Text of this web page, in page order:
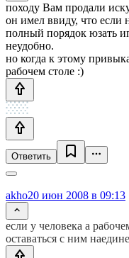
походу Вам продали
он имел ввиду, что если
полный порядок юзать
неудобно.
но когда к этому
рабочем столе :)
Ответить
akho20 июн 2008 в 09:13
если у человека а
оставаться с ним